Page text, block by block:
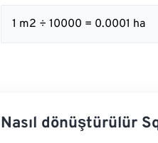
1 m2 ÷ 10000 = 0.0001 ha
Nasıl dönüştürülür